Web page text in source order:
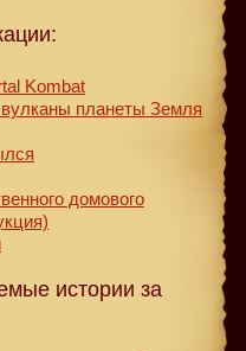
Kombat
планеты Земля
домового
истории за